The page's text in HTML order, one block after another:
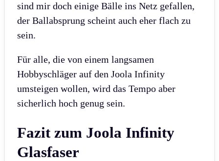
sind mir doch einige Bälle ins Netz gefallen,
der Ballabsprung scheint auch eher flach zu
sein.
Für alle, die von einem langsamen
Hobbyschläger auf den Joola Infinity
umsteigen wollen, wird das Tempo aber
sicherlich hoch genug sein.
Fazit zum Joola Infinity
Glasfaser